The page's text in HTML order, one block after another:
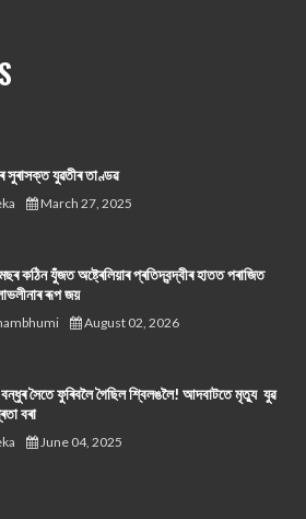
সুৰাসক্ত যুৱতীৰ তাণ্ডৱ
March 27, 2025
কঠিন যুঁজত অষ্ট্ৰেলিয়াৰ প্ৰতিদ্বন্দ্বীৰ হাতত পৰাজিত
ৰূপ জয়
August 02, 2026
বন্ধুৰ সৈতে ফুৰিবলৈ গৈছিল শ্বিলঙলৈ! আদবাটতে মৃত্যু যুৱ
বৰা
June 04, 2025